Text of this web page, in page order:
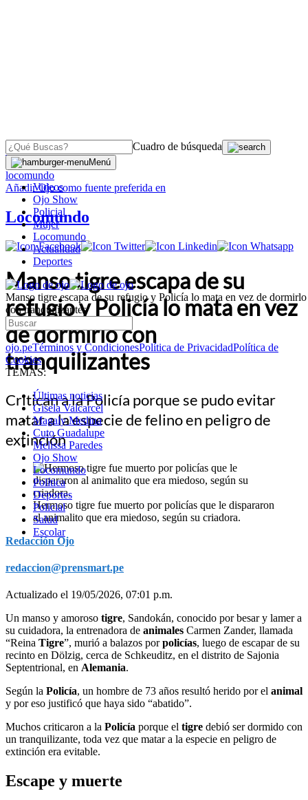
Cuadro de búsqueda
Menú
Videos
Ojo Show
Policial
Mujer
Locomundo
Actualidad
Deportes
Manso tigre escapa de su refugio y Policía lo mata en vez de dormirlo
con tranquilizantes
ojo.peTérminos y CondicionesPolítica de PrivacidadPolítica de
Cookies
TEMAS:
Últimas noticias
Gisela Valcarcel
Magaly Medina
Cuto Guadalupe
Melissa Paredes
Ojo Show
Locomundo
Política
Deportes
Policial
Salud
Escolar
OJO
locomundo
AñadirOjocomo fuente preferida en
Locomundo
Manso tigre escapa de su
refugio y Policía lo mata en vez
de dormirlo con
tranquilizantes
Critican a la Policía porque se pudo evitar
matar a la especie de felino en peligro de
extinción
Hermoso tigre fue muerto por policías que le dispararon
al animalito que era miedoso, según su criadora.
Redacción Ojo
redaccion@prensmart.pe
Actualizado el 19/05/2026, 07:01 p.m.
Un manso y amoroso tigre, Sandokán, conocido por besar y lamer a
su cuidadora, la entrenadora de animales Carmen Zander, llamada
“Reina Tigre”, murió a balazos porpolicías, luego de escapar de su
recinto en Dölzig, cerca de Schkeuditz, en el distrito de Sajonia
Septentrional, en Alemania.
Según la Policía, un hombre de 73 años resultó herido por el animal
y por eso justificó que haya sido “abatido”.
Muchos criticaron a la Policía porque el tigre debió ser dormido con
un tranquilizante, toda vez que matar a la especie en peligro de
extinción era evitable.
Escape y muerte